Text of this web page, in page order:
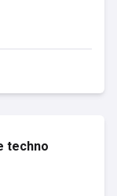
techno